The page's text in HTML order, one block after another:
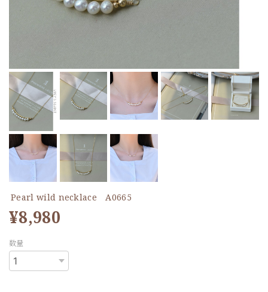
Pearl wild necklace A0665
¥8,980
数量